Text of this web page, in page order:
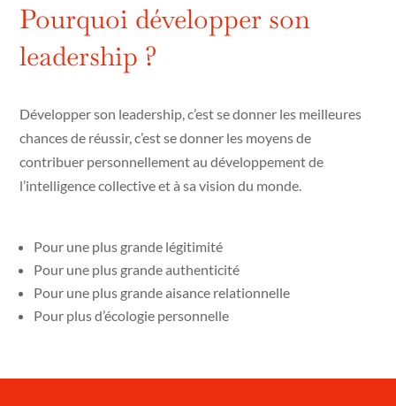
Pourquoi développer son
leadership ?
Développer son leadership, c’est se donner les meilleures
chances de réussir, c’est se donner les moyens de
contribuer personnellement au développement de
l’intelligence collective et à sa vision du monde.
Pour une plus grande légitimité
Pour une plus grande authenticité
Pour une plus grande aisance relationnelle
Pour plus d’écologie personnelle